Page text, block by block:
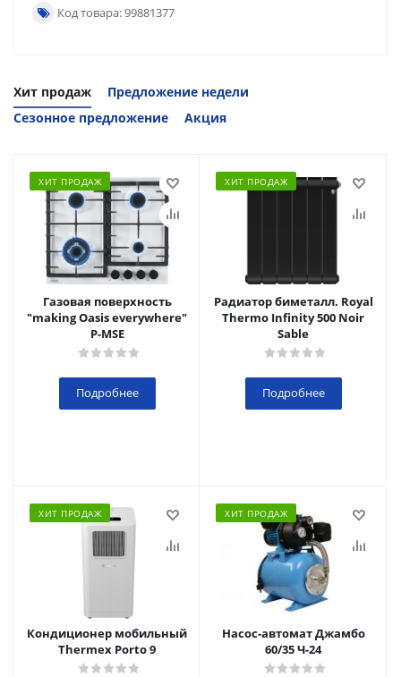
Код товара: 99881377
Хит продаж
Предложение недели
Сезонное предложение
Акция
ХИТ ПРОДАЖ
Газовая поверхность
"making Oasis everywhere"
P-MSE
Подробнее
ХИТ ПРОДАЖ
Радиатор биметалл. Royal
Thermo Infinity 500 Noir
Sable
Подробнее
ХИТ ПРОДАЖ
Кондиционер мобильный
Thermex Porto 9
ХИТ ПРОДАЖ
Насос-автомат Джамбо
60/35 Ч-24